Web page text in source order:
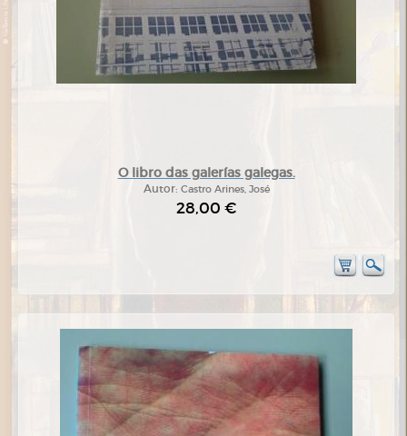
O libro das galerías galegas.
Autor: Castro Arines, José
28,00 €